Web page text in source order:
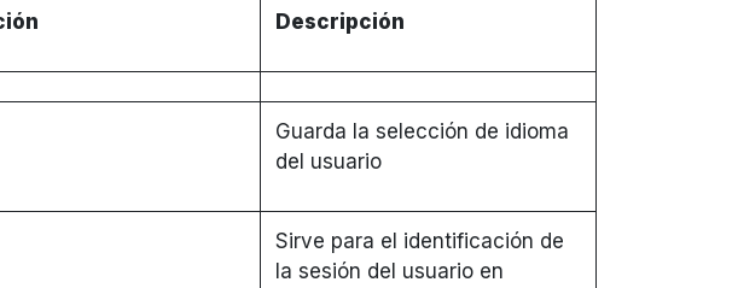
Descripción
Guarda la selección de idioma
del usuario
Sirve para el identificación de
la sesión del usuario en